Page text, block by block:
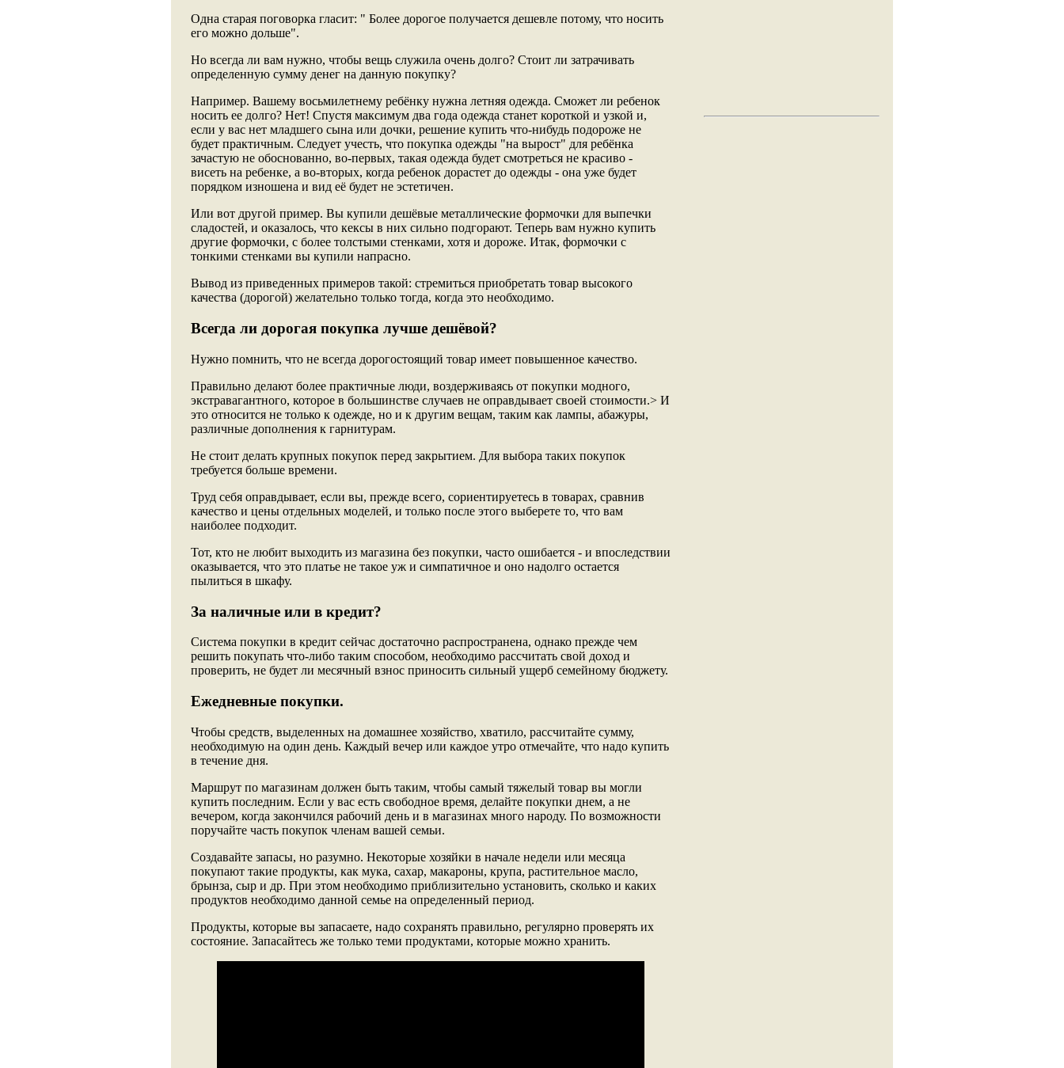
Одна старая поговорка гласит: " Более дорогое получается дешевле потому, что носить
его можно дольше".
Но всегда ли вам нужно, чтобы вещь служила очень долго? Стоит ли затрачивать
определенную сумму денег на данную покупку?
Например. Вашему восьмилетнему ребёнку нужна летняя одежда. Сможет ли ребенок
носить ее долго? Нет! Спустя максимум два года одежда станет короткой и узкой и,
если у вас нет младшего сына или дочки, решение купить что-нибудь подороже не
будет практичным. Следует учесть, что покупка одежды "на вырост" для ребёнка
зачастую не обоснованно, во-первых, такая одежда будет смотреться не красиво -
висеть на ребенке, а во-вторых, когда ребенок дорастет до одежды - она уже будет
порядком изношена и вид её будет не эстетичен.
Или вот другой пример. Вы купили дешёвые металлические формочки для выпечки
сладостей, и оказалось, что кексы в них сильно подгорают. Теперь вам нужно купить
другие формочки, с более толстыми стенками, хотя и дороже. Итак, формочки с
тонкими стенками вы купили напрасно.
Вывод из приведенных примеров такой: стремиться приобретать товар высокого
качества (дорогой) желательно только тогда, когда это необходимо.
Всегда ли дорогая покупка лучше дешёвой?
Нужно помнить, что не всегда дорогостоящий товар имеет повышенное качество.
Правильно делают более практичные люди, воздерживаясь от покупки модного,
экстравагантного, которое в большинстве случаев не оправдывает своей стоимости.> И
это относится не только к одежде, но и к другим вещам, таким как лампы, абажуры,
различные дополнения к гарнитурам.
Не стоит делать крупных покупок перед закрытием. Для выбора таких покупок
требуется больше времени.
Труд себя оправдывает, если вы, прежде всего, сориентируетесь в товарах, сравнив
качество и цены отдельных моделей, и только после этого выберете то, что вам
наиболее подходит.
Тот, кто не любит выходить из магазина без покупки, часто ошибается - и впоследствии
оказывается, что это платье не такое уж и симпатичное и оно надолго остается
пылиться в шкафу.
За наличные или в кредит?
Система покупки в кредит сейчас достаточно распространена, однако прежде чем
решить покупать что-либо таким способом, необходимо рассчитать свой доход и
проверить, не будет ли месячный взнос приносить сильный ущерб семейному бюджету.
Ежедневные покупки.
Чтобы средств, выделенных на домашнее хозяйство, хватило, рассчитайте сумму,
необходимую на один день. Каждый вечер или каждое утро отмечайте, что надо купить
в течение дня.
Маршрут по магазинам должен быть таким, чтобы самый тяжелый товар вы могли
купить последним. Если у вас есть свободное время, делайте покупки днем, а не
вечером, когда закончился рабочий день и в магазинах много народу. По возможности
поручайте часть покупок членам вашей семьи.
Создавайте запасы, но разумно. Некоторые хозяйки в начале недели или месяца
покупают такие продукты, как мука, сахар, макароны, крупа, растительное масло,
брынза, сыр и др. При этом необходимо приблизительно установить, сколько и каких
продуктов необходимо данной семье на определенный период.
Продукты, которые вы запасаете, надо сохранять правильно, регулярно проверять их
состояние. Запасайтесь же только теми продуктами, которые можно хранить.